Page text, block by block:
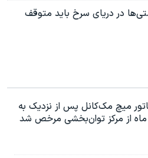
در دریای سرخ باید متوقف
میچ مک‌کانل پس از نزدیک به
از مرکز توان‌بخشی مرخص شد